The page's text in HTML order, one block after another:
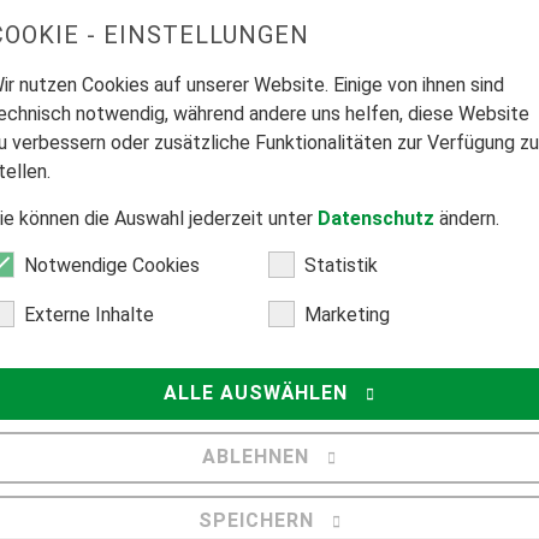
von besonderem Reinheitsgrad bezeichnet man als
Muster bezeichnet, meist in Zusammenhang mit Stoffen
die staatliche Aufgabe, historische Gebäude, sogenannte
man das Gefälle, also die Steilheit, eines Daches. Diese
- EINSTELLUNGEN
nutzen Cookies auf unserer Website. Einige von ihnen sind
notwendig, während andere uns helfen, diese Website
verbessern oder zusätzliche Funktionalitäten zur Verfügung zu
können die Auswahl jederzeit unter Datenschutz ändern.
Notwendige Cookies Statistik
Externe Inhalte Marketing
ALLE AUSWÄHLEN
ABLEHNEN
SPEICHERN